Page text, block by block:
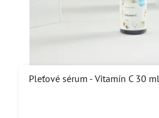
Pleťové sérum - Vitamín C 30 ml